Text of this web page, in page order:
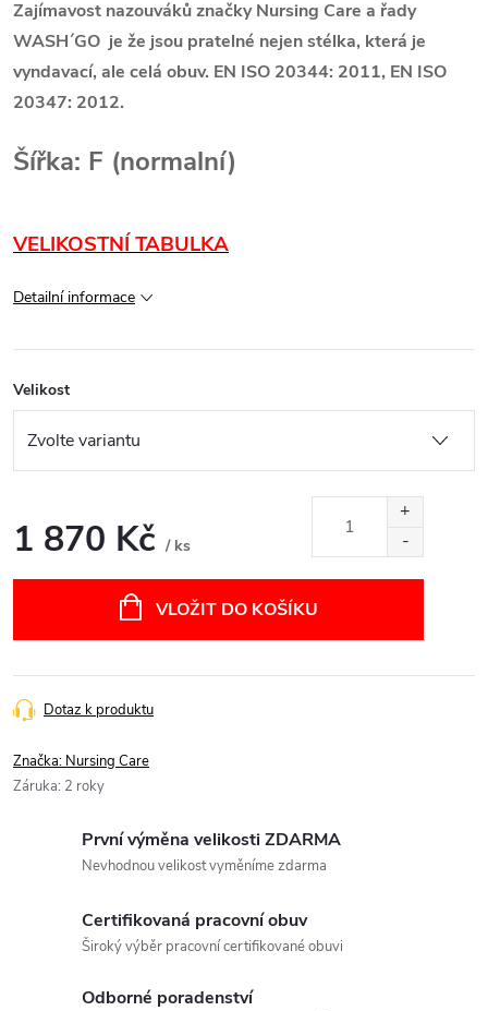
Zajímavost nazouváků značky Nursing Care a řady
WASH´GO je že jsou pratelné nejen stélka, která je
vyndavací, ale celá obuv. EN ISO 20344: 2011, EN ISO
20347: 2012.
Šířka: F (normalní)
VELIKOSTNÍ TABULKA
Detailní informace
Velikost
1 870 Kč / ks
VLOŽIT DO KOŠÍKU
Dotaz k produktu
Značka: Nursing Care
Záruka: 2 roky
První výměna velikosti ZDARMA
Nevhodnou velikost vyměníme zdarma
Certifikovaná pracovní obuv
Široký výběr pracovní certifikované obuvi
Odborné poradenství